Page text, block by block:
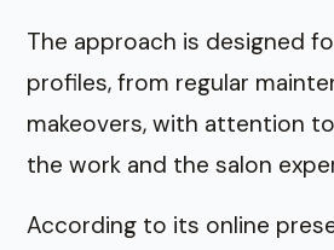
The approach is designed
profiles, from regular
makeovers, with attention
the work and the salon
According to its online